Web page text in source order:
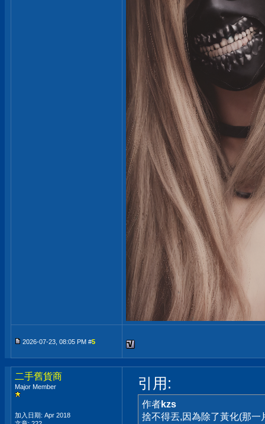
2026-07-23, 08:05 PM #5
二手舊貨商
Major Member
加入日期: Apr 2018
引用:
作者kzs
捨不得丟,因為除了黃化(那